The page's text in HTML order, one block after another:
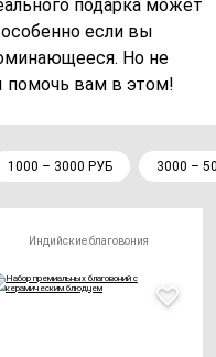
подарка может
если вы
Но не
помочь вам в этом!
1000 – 3000 РУБ 3000 –
Индийские благовония